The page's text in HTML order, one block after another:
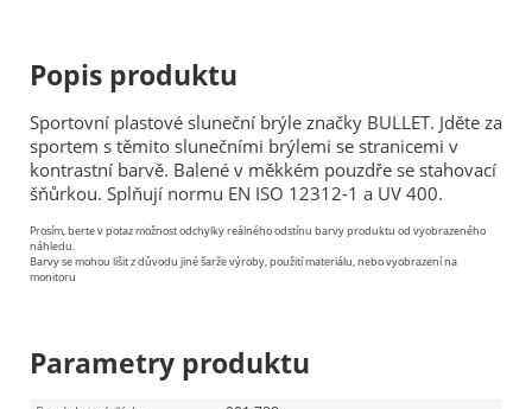
Popis produktu
Sportovní plastové sluneční brýle značky BULLET. Jděte za
sportem s těmito slunečními brýlemi se stranicemi v
kontrastní barvě. Balené v měkkém pouzdře se stahovací
šňůrkou. Splňují normu EN ISO 12312-1 a UV 400.
Prosím, berte v potaz možnost odchylky reálného odstínu barvy produktu od vyobrazeného
náhledu.
Barvy se mohou lišit z důvodu jiné šarže výroby, použití materiálu, nebo vyobrazení na
monitoru
Parametry produktu